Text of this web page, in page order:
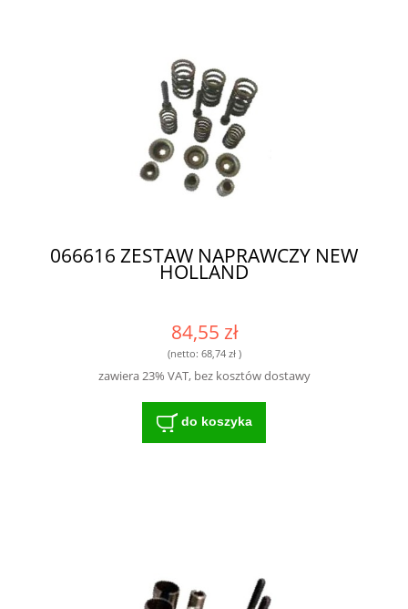
066616 ZESTAW NAPRAWCZY NEW
HOLLAND
84,55 zł
(netto: 68,74 zł)
zawiera 23% VAT, bez kosztów dostawy
do koszyka